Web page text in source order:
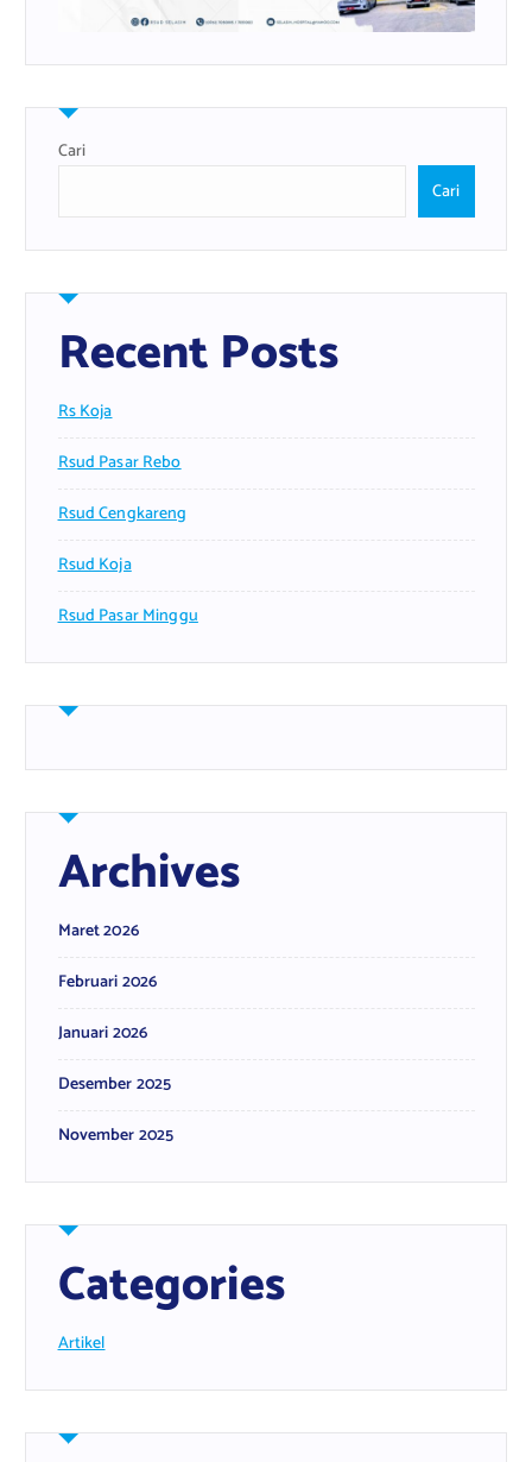
Cari
Cari
Recent Posts
Rs Koja
Rsud Pasar Rebo
Rsud Cengkareng
Rsud Koja
Rsud Pasar Minggu
Archives
Maret 2026
Februari 2026
Januari 2026
Desember 2025
November 2025
Categories
Artikel